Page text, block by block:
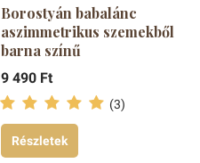
Borostyán babalánc
aszimmetrikus szemekből
barna színű
9 490 Ft
(3)
Részletek